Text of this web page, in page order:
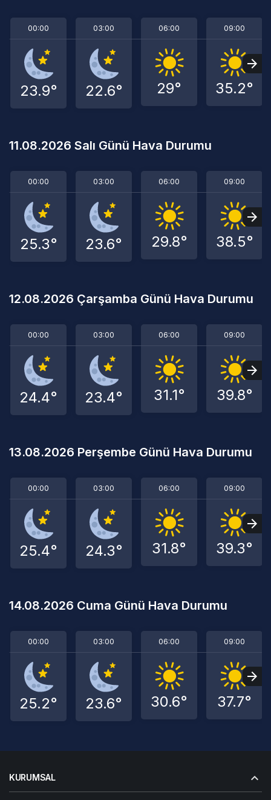
00:00
23.9°
03:00
22.6°
06:00
29°
09:00
35.2°
11.08.2026 Salı Günü Hava Durumu
00:00
25.3°
03:00
23.6°
06:00
29.8°
09:00
38.5°
12.08.2026 Çarşamba Günü Hava Durumu
00:00
24.4°
03:00
23.4°
06:00
31.1°
09:00
39.8°
13.08.2026 Perşembe Günü Hava Durumu
00:00
25.4°
03:00
24.3°
06:00
31.8°
09:00
39.3°
14.08.2026 Cuma Günü Hava Durumu
00:00
25.2°
03:00
23.6°
06:00
30.6°
09:00
37.7°
KURUMSAL